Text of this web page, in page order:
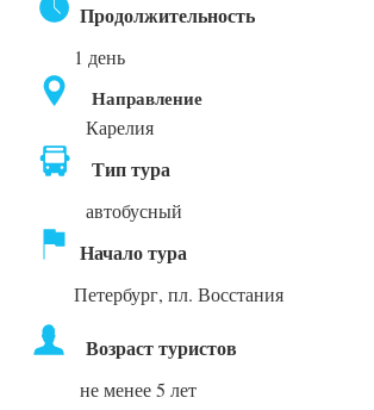
Продолжительность
1 день
Направление
Карелия
Тип тура
автобусный
Начало тура
Петербург, пл. Восстания
Возраст туристов
не менее 5 лет